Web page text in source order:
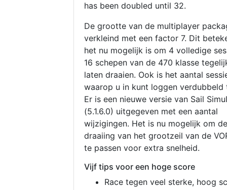
has been doubled until 32.
De grootte van de multiplayer
verkleind met een factor 7. Dit
het nu mogelijk is om 4 volledige
16 schepen van de 470 klasse
laten draaien. Ook is het aantal
waarop u in kunt loggen verdubbeld
Er is een nieuwe versie van Sail
(5.1.6.0) uitgegeven met een aantal
wijzigingen. Het is nu mogelijk om de
draaiing van het grootzeil van de
te passen voor extra snelheid.
Vijf tips voor een hoge score
Race tegen veel sterke, hoog